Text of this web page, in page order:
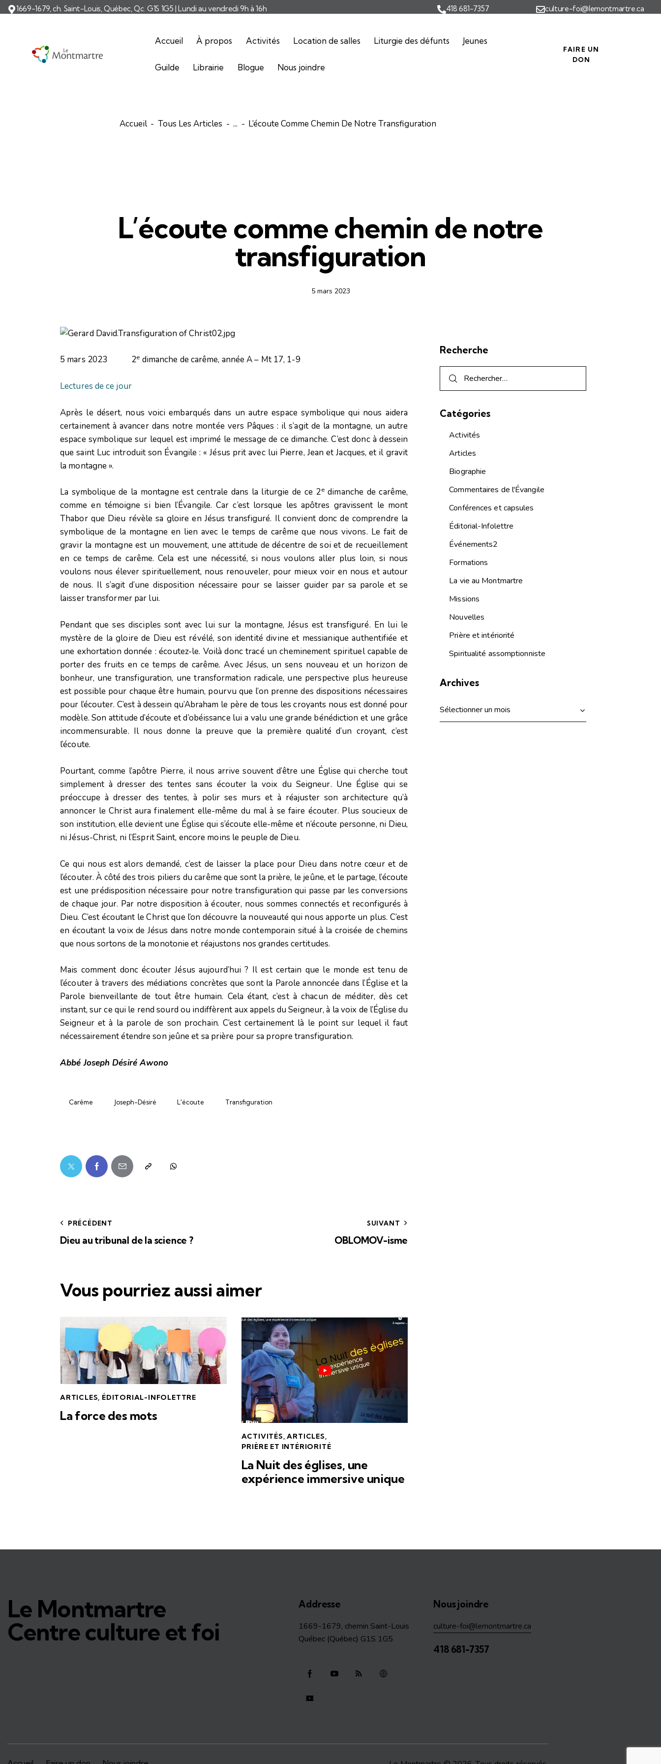
1669-1679, ch. Saint-Louis, Québec, Qc. G1S 1G5 | Lundi au vendredi 9h à 16h 418 681-7357 culture-foi@lemontmartre.ca
Accueil À propos Activités Location de salles Liturgie des défunts Jeunes
Guilde Librairie Blogue Nous joindre
FAIRE UN
DON
Accueil Tous Les Articles ... L’écoute Comme Chemin De Notre Transfiguration
L’écoute comme chemin de notre
transfiguration
5 mars 2023
5 mars 2023 2e dimanche de carême, année A – Mt 17, 1-9
Lectures de ce jour
Après le désert, nous voici embarqués dans un autre espace symbolique qui nous aidera
certainement à avancer dans notre montée vers Pâques : il s’agit de la montagne, un autre
espace symbolique sur lequel est imprimé le message de ce dimanche. C’est donc à dessein
que saint Luc introduit son Évangile : « Jésus prit avec lui Pierre, Jean et Jacques, et il gravit
la montagne ».
La symbolique de la montagne est centrale dans la liturgie de ce 2edimanche de carême,
comme en témoigne si bien l’Évangile. Car c’est lorsque les apôtres gravissent le mont
Thabor que Dieu révèle sa gloire en Jésus transfiguré. Il convient donc de comprendre la
symbolique de la montagne en lien avec le temps de carême que nous vivons. Le fait de
gravir la montagne est un mouvement, une attitude de décentre de soi et de recueillement
en ce temps de carême. Cela est une nécessité, si nous voulons aller plus loin, si nous
voulons nous élever spirituellement, nous renouveler, pour mieux voir en nous et autour
de nous. Il s’agit d’une disposition nécessaire pour se laisser guider par sa parole et se
laisser transformer par lui.
Pendant que ses disciples sont avec lui sur la montagne, Jésus est transfiguré. En lui le
mystère de la gloire de Dieu est révélé, son identité divine et messianique authentifiée et
une exhortation donnée : écoutez-le. Voilà donc tracé un cheminement spirituel capable de
porter des fruits en ce temps de carême. Avec Jésus, un sens nouveau et un horizon de
bonheur, une transfiguration, une transformation radicale, une perspective plus heureuse
est possible pour chaque être humain, pourvu que l’on prenne des dispositions nécessaires
pour l’écouter. C’est à dessein qu’Abraham le père de tous les croyants nous est donné pour
modèle. Son attitude d’écoute et d’obéissance lui a valu une grande bénédiction et une grâce
incommensurable. Il nous donne la preuve que la première qualité d’un croyant, c’est
l’écoute.
Pourtant, comme l’apôtre Pierre, il nous arrive souvent d’être une Église qui cherche tout
simplement à dresser des tentes sans écouter la voix du Seigneur. Une Église qui se
préoccupe à dresser des tentes, à polir ses murs et à réajuster son architecture qu’à
annoncer le Christ aura finalement elle-même du mal à se faire écouter. Plus soucieux de
son institution, elle devient une Église qui s’écoute elle-même et n’écoute personne, ni Dieu,
ni Jésus-Christ, ni l’Esprit Saint, encore moins le peuple de Dieu.
Ce qui nous est alors demandé, c’est de laisser la place pour Dieu dans notre cœur et de
l’écouter. À côté des trois piliers du carême que sont la prière, le jeûne, et le partage, l’écoute
est une prédisposition nécessaire pour notre transfiguration qui passe par les conversions
de chaque jour. Par notre disposition à écouter, nous sommes connectés et reconfigurés à
Dieu. C’est écoutant le Christ que l’on découvre la nouveauté qui nous apporte un plus. C’est
en écoutant la voix de Jésus dans notre monde contemporain situé à la croisée de chemins
que nous sortons de la monotonie et réajustons nos grandes certitudes.
Mais comment donc écouter Jésus aujourd’hui ? Il est certain que le monde est tenu de
l’écouter à travers des médiations concrètes que sont la Parole annoncée dans l’Église et la
Parole bienveillante de tout être humain. Cela étant, c’est à chacun de méditer, dès cet
instant, sur ce qui le rend sourd ou indiffèrent aux appels du Seigneur, à la voix de l’Église du
Seigneur et à la parole de son prochain. C’est certainement là le point sur lequel il faut
nécessairement étendre son jeûne et sa prière pour sa propre transfiguration.
Abbé Joseph Désiré Awono
Carême Joseph-Désiré L'écoute Transfiguration
PRÉCÉDENT
Dieu au tribunal de la science ?
SUIVANT
OBLOMOV-isme
Vous pourriez aussi aimer
ARTICLES, ÉDITORIAL-INFOLETTRE
La force des mots
ACTIVITÉS,ARTICLES,
PRIÈRE ET INTÉRIORITÉ
La Nuit des églises, une
expérience immersive unique
Recherche
Catégories
Activités
Articles
Biographie
Commentaires de l'Évangile
Conférences et capsules
Éditorial-Infolettre
Événements2
Formations
La vie au Montmartre
Missions
Nouvelles
Prière et intériorité
Spiritualité assomptionniste
Archives
Le Montmartre
Centre culture et foi
Addresse
1669-1679, chemin Saint-Louis
Québec (Québec) G1S 1G5
Nous joindre
culture-foi@lemontmartre.ca
418 681-7357